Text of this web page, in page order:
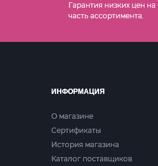
Гарантия низких цен на
часть ассортимента.
ИНФОРМАЦИЯ
О магазине
Сертификаты
История магазина
Каталог поставщиков